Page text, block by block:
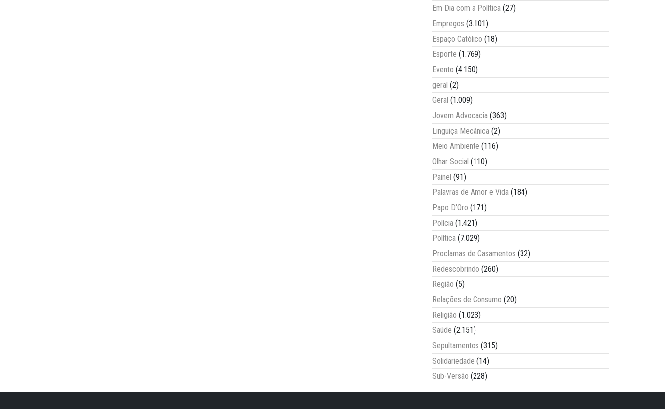
Em Dia com a Política (27)
Empregos (3.101)
Espaço Católico (18)
Esporte (1.769)
Evento (4.150)
geral (2)
Geral (1.009)
Jovem Advocacia (363)
Linguiça Mecânica (2)
Meio Ambiente (116)
Olhar Social (110)
Painel (91)
Palavras de Amor e Vida (184)
Papo D'Oro (171)
Polícia (1.421)
Política (7.029)
Proclamas de Casamentos (32)
Redescobrindo (260)
Região (5)
Relações de Consumo (20)
Religião (1.023)
Saúde (2.151)
Sepultamentos (315)
Solidariedade (14)
Sub-Versão (228)